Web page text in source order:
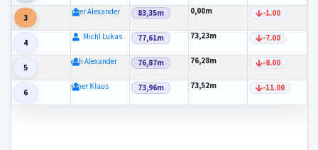
3
Anzinger Alexander 83,35m 0,00m -1.00
4
Michl Lukas 77,61m 73,23m -7.00
5
Spaeth Alexander 76,87m 76,28m -8.00
6
Leisner Klaus 73,96m 73,52m -11.00